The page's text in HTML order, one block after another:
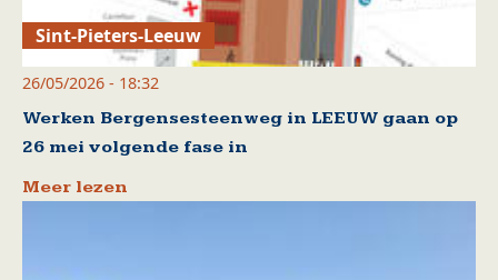
Sint-Pieters-Leeuw
26/05/2026 - 18:32
Werken Bergensesteenweg in LEEUW gaan op
26 mei volgende fase in
Meer lezen